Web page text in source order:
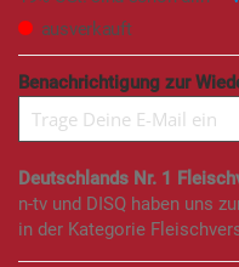
ausverkauft
Benachrichtigung zur
Deutschlands Nr. 1
n-tv und DISQ haben uns
in der Kategorie